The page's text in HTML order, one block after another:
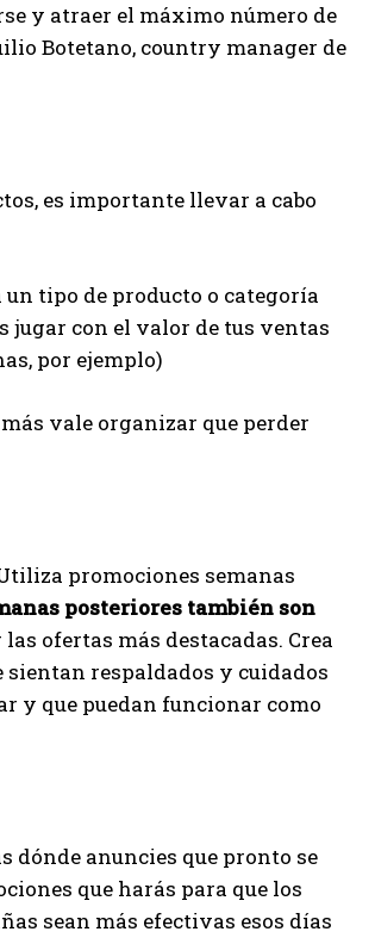
y atraer el máximo número de
Botetano, country manager de
es importante llevar a cabo
tipo de producto o categoría
jugar con el valor de tus ventas
por ejemplo)
vale organizar que perder
promociones semanas
posteriores también son
ofertas más destacadas. Crea
sientan respaldados y cuidados
y que puedan funcionar como
dónde anuncies que pronto se
que harás para que los
sean más efectivas esos días